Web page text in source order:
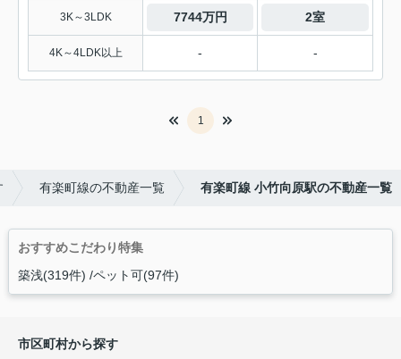
3K～3LDK 7744万円 2室
4K～4LDK以上 - -
1
有楽町線の不動産一覧 有楽町線 小竹向原駅の不動産一覧
おすすめこだわり特集
築浅(319件) ペット可(97件)
市区町村から探す